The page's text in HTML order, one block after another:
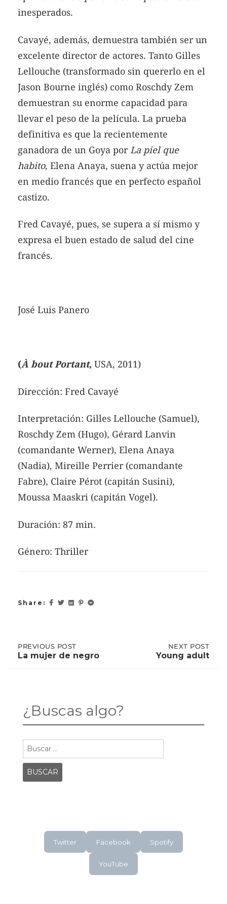
inesperados.
Cavayé, además, demuestra también ser un
excelente director de actores. Tanto Gilles
Lellouche (transformado sin quererlo en el
Jason Bourne inglés) como Roschdy Zem
demuestran su enorme capacidad para
llevar el peso de la película. La prueba
definitiva es que la recientemente
ganadora de un Goya porLa piel que
habito, Elena Anaya, suena y actúa mejor
en medio francés que en perfecto español
castizo.
Fred Cavayé, pues, se supera a sí mismo y
expresa el buen estado de salud del cine
francés.
José Luis Panero
(À bout Portant, USA, 2011)
Dirección: Fred Cavayé
Interpretación: Gilles Lellouche (Samuel),
Roschdy Zem (Hugo), Gérard Lanvin
(comandante Werner), Elena Anaya
(Nadia), Mireille Perrier (comandante
Fabre), Claire Pérot (capitán Susini),
Moussa Maaskri (capitán Vogel).
Duración: 87 min.
Género: Thriller
Share:
Post
PREVIOUS
POST:
PREVIOUS POST
La mujer de negro
NEXT POST
Young adult
¿Buscas algo?
Twitter Facebook Spotify
YouTube